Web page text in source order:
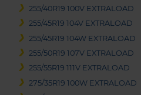
255/40R19 100V EXTRALOAD
255/45R19 104V EXTRALOAD
255/45R19 104W EXTRALOAD
255/50R19 107V EXTRALOAD
255/55R19 111V EXTRALOAD
275/35R19 100W EXTRALOAD